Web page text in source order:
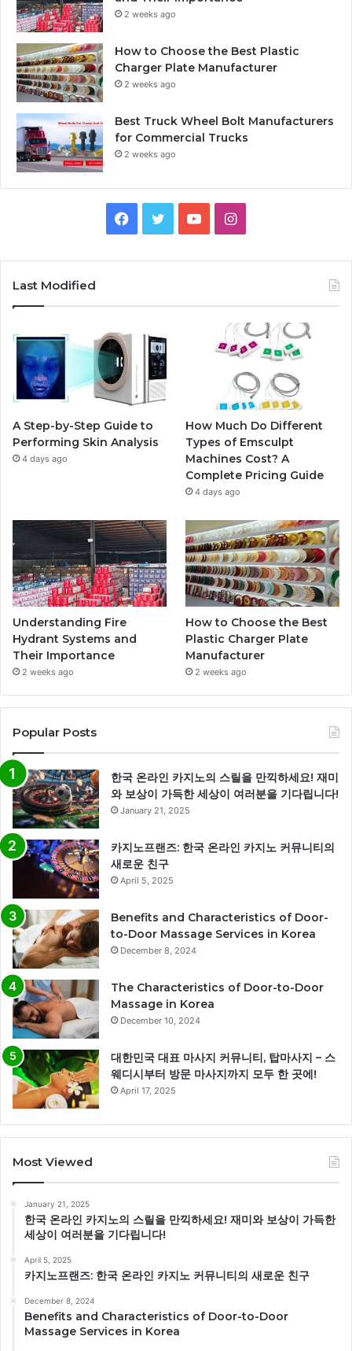
2 weeks ago
How to Choose the Best Plastic
Charger Plate Manufacturer
2 weeks ago
Best Truck Wheel Bolt Manufacturers
for Commercial Trucks
2 weeks ago
o
o
k
t
e
I
a
g
r
a
m
Last Modified
A Step-by-Step Guide to
Performing Skin Analysis
4 days ago
How Much Do Different
Types of Emsculpt
Machines Cost? A
Complete Pricing Guide
4 days ago
Understanding Fire
Hydrant Systems and
Their Importance
2 weeks ago
How to Choose the Best
Plastic Charger Plate
Manufacturer
2 weeks ago
Popular Posts
한국 온라인 카지노의 스릴을 만끽하세요! 재미
와 보상이 가득한 세상이 여러분을 기다립니다!
January 21, 2025
카지노프랜즈: 한국 온라인 카지노 커뮤니티의
새로운 친구
April 5, 2025
Benefits and Characteristics of Door-
to-Door Massage Services in Korea
December 8, 2024
The Characteristics of Door-to-Door
Massage in Korea
December 10, 2024
대한민국 대표 마사지 커뮤니티, 탑마사지 – 스
웨디시부터 방문 마사지까지 모두 한 곳에!
April 17, 2025
Most Viewed
January 21, 2025
한국 온라인 카지노의 스릴을 만끽하세요! 재미와 보상이 가득한
세상이 여러분을 기다립니다!
April 5, 2025
카지노프랜즈: 한국 온라인 카지노 커뮤니티의 새로운 친구
December 8, 2024
Benefits and Characteristics of Door-to-Door
Massage Services in Korea